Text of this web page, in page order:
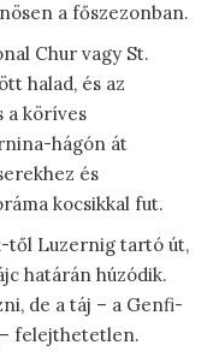
a főszezonban.
Chur vagy St.
halad, és az
a köríves
hágón át
és
kocsikkal fut.
től Luzernig tartó út,
határán húzódik.
de a táj – a Genfi-
felejthetetlen.